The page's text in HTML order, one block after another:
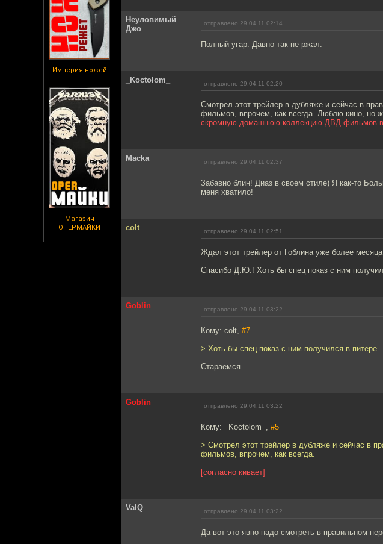
Империя ножей
Магазин
ОПЕРМАЙКИ
Неуловимый
Джо
отправлено 29.04.11 02:14
Полный угар. Давно так не ржал.
_Koctolom_ отправлено 29.04.11 02:20
Смотрел этот трейлер в дубляже и сейчас в
фильмов, впрочем, как всегда. Люблю кино, но
скромную домашнюю коллекцию ДВД-фильмов в
Macka отправлено 29.04.11 02:37
Забавно блин! Диаз в своем стиле) Я как-то
меня хватило!
colt отправлено 29.04.11 02:51
Ждал этот трейлер от Гоблина уже более
Спасибо Д.Ю.! Хоть бы спец показ с ним
Goblin отправлено 29.04.11 03:22
Кому: colt, #7
> Хоть бы спец показ с ним получился в питере...
Стараемся.
Goblin отправлено 29.04.11 03:22
Кому: _Koctolom_, #5
> Смотрел этот трейлер в дубляже и сейчас в
фильмов, впрочем, как всегда.
[согласно кивает]
ValQ отправлено 29.04.11 03:22
Да вот это явно надо смотреть в правильном